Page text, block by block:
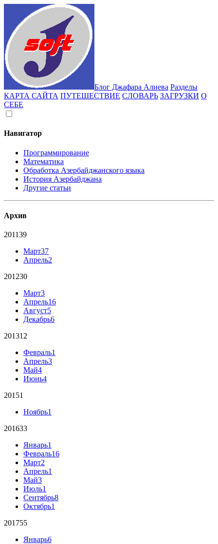
Блог Джафара Алиева Разделы
КАРТА САЙТА ПУТЕШЕСТВИЕ СЛОВАРЬ ЗАГРУЗКИ О
СЕБЕ
Навигатор
Программирование
Математика
Обработка Азербайджанского языка
История Азербайджана
Другие статьи
Архив
201139
Март37
Апрель2
201230
Март3
Апрель16
Август5
Декабрь6
201312
Февраль1
Апрель3
Май4
Июнь4
20151
Ноябрь1
201633
Январь1
Февраль16
Март2
Апрель1
Май3
Июль1
Сентябрь8
Октябрь1
201755
Январь6